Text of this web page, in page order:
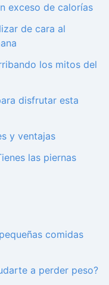
exceso de calorías
de cara al
los mitos del
disfrutar esta
y ventajas
las piernas
comidas
a perder peso?